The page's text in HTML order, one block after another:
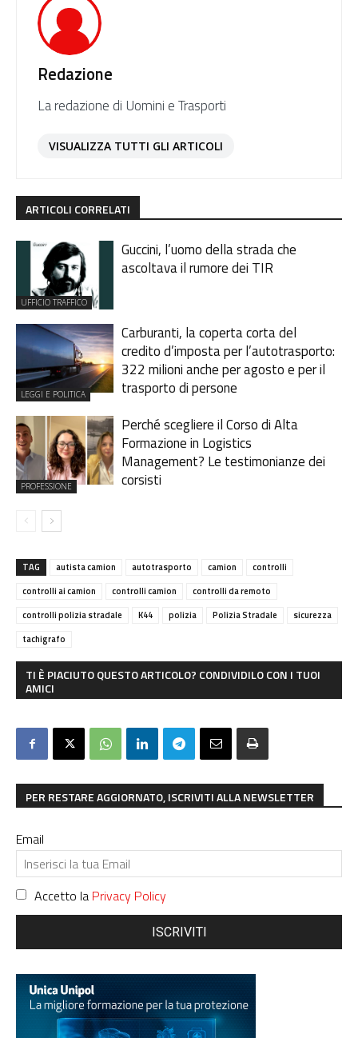
Redazione
La redazione di Uomini e Trasporti
VISUALIZZA TUTTI GLI ARTICOLI
ARTICOLI CORRELATI
UFFICIO TRAFFICO
Guccini, l’uomo della strada che
ascoltava il rumore dei TIR
LEGGI E POLITICA
Carburanti, la coperta corta del
credito d’imposta per l’autotrasporto:
322 milioni anche per agosto e per il
trasporto di persone
PROFESSIONE
Perché scegliere il Corso di Alta
Formazione in Logistics
Management? Le testimonianze dei
corsisti
TAG autista camion autotrasporto camion
controlli
controlli ai camion
controlli camion
controlli da remoto
controlli polizia stradale
K44 polizia Polizia Stradale
sicurezza
tachigrafo
TI È PIACIUTO QUESTO ARTICOLO? CONDIVIDILO CON I TUOI
AMICI
PER RESTARE AGGIORNATO, ISCRIVITI ALLA NEWSLETTER
Email
Accetto la Privacy Policy
ISCRIVITI